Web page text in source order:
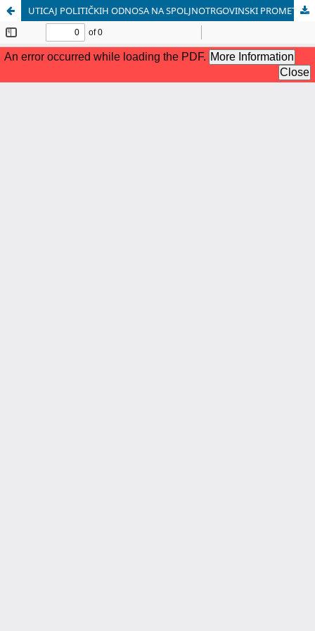
UTICAJ POLITIČKIH ODNOSA NA SPOLJNOTRGOVINSKI PROMET PROIZVODA POSEBNE NAMENE